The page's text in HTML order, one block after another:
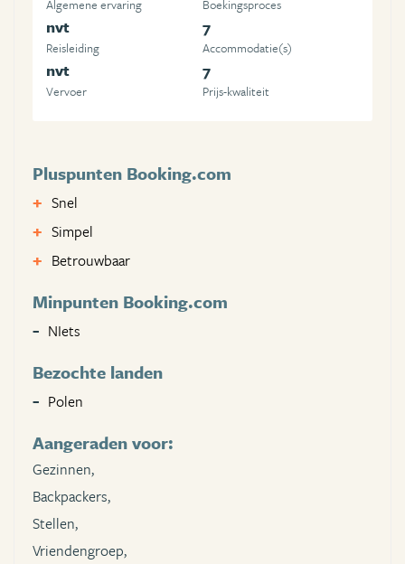
Algemene ervaring Boekingsproces
nvt
Reisleiding
7
Accommodatie(s)
nvt
Vervoer
7
Prijs-kwaliteit
Pluspunten Booking.com
Snel
Simpel
Betrouwbaar
Minpunten Booking.com
NIets
Bezochte landen
Polen
Aangeraden voor:
Gezinnen,
Backpackers,
Stellen,
Vriendengroep,